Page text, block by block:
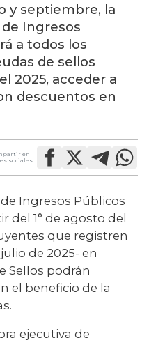
y septiembre, la
Ingresos
a todos los
de sellos
2025, acceder a
descuentos en
en
sociales:
Ingresos Públicos
del 1° de agosto del
que registren
de 2025- en
Sellos podrán
el beneficio de la
ejecutiva de